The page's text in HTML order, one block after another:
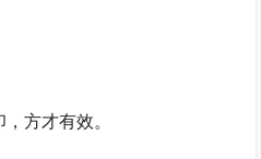
方才有效。